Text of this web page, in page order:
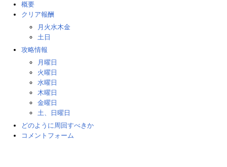
概要
クリア報酬
月火水木金
土日
攻略情報
月曜日
火曜日
水曜日
木曜日
金曜日
土、日曜日
どのように周回すべきか
コメントフォーム